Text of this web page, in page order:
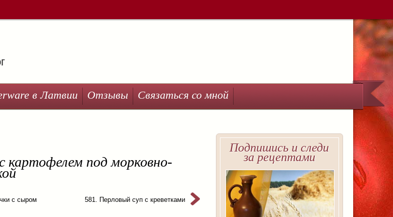
в Латвии Отзывы Связаться со мной
картофелем под морковно-
с сыром 581. Перловый суп с креветками
Подпишись и следи
за рецептами